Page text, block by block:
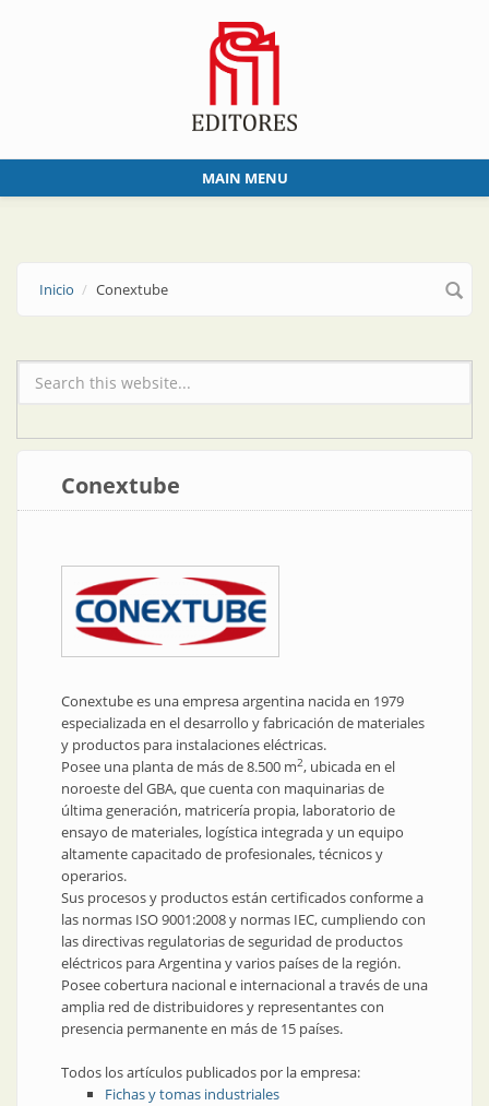
MAIN MENU
Inicio Conextube
Formulario de búsqueda
Conextube
Conextube es una empresa argentina nacida en 1979
especializada en el desarrollo y fabricación de materiales
y productos para instalaciones eléctricas.
Posee una planta de más de 8.500 m2, ubicada en el
noroeste del GBA, que cuenta con maquinarias de
última generación, matricería propia, laboratorio de
ensayo de materiales, logística integrada y un equipo
altamente capacitado de profesionales, técnicos y
operarios.
Sus procesos y productos están certificados conforme a
las normas ISO 9001:2008 y normas IEC, cumpliendo con
las directivas regulatorias de seguridad de productos
eléctricos para Argentina y varios países de la región.
Posee cobertura nacional e internacional a través de una
amplia red de distribuidores y representantes con
presencia permanente en más de 15 países.
Todos los artículos publicados por la empresa:
Fichas y tomas industriales